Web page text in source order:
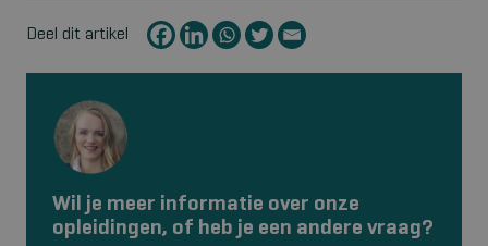
Deel dit artikel
Wil je meer informatie over onze
opleidingen, of heb je een andere vraag?